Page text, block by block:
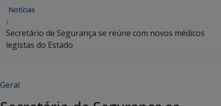
Notícias
Secretário de Segurança se reúne com novos médicos
legistas do Estado
Geral